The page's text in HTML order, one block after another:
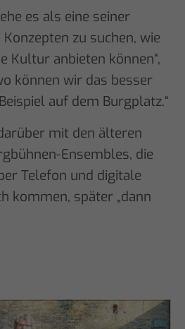
es als eine seiner
Konzepten zu suchen, wie
Kultur anbieten können“,
können wir das besser
auf dem Burgplatz.“
mit den älteren
Ensembles, die
Telefon und digitale
kommen, später „dann